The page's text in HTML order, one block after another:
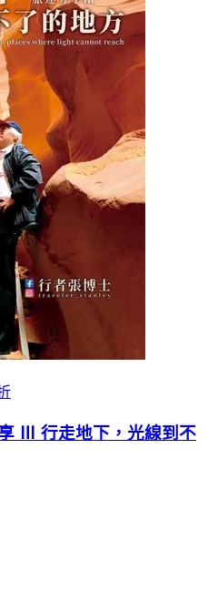
Ⅲ 行走地下，光線到不